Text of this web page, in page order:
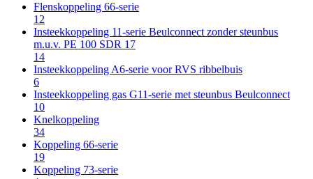
Flenskoppeling 66-serie
12
Insteekkoppeling 11-serie Beulconnect zonder steunbus
m.u.v. PE 100 SDR 17
14
Insteekkoppeling A6-serie voor RVS ribbelbuis
6
Insteekkoppeling gas G11-serie met steunbus Beulconnect
10
Knelkoppeling
34
Koppeling 66-serie
19
Koppeling 73-serie